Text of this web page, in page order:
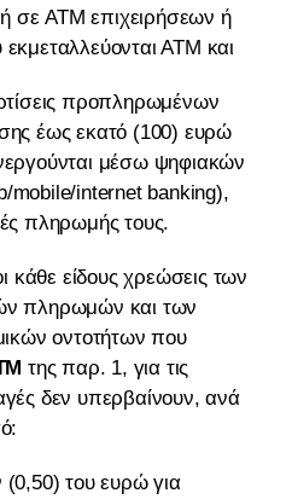
ATM επιχειρήσεων ή
ΑΤΜ και
προπληρωμένων
έως εκατό (100) ευρώ
μέσω ψηφιακών
mobile/internet banking),
πληρωμής τους.
κάθε είδους χρεώσεις των
πληρωμών και των
οντοτήτων που
της παρ. 1, για τις
δεν υπερβαίνουν, ανά
του ευρώ για